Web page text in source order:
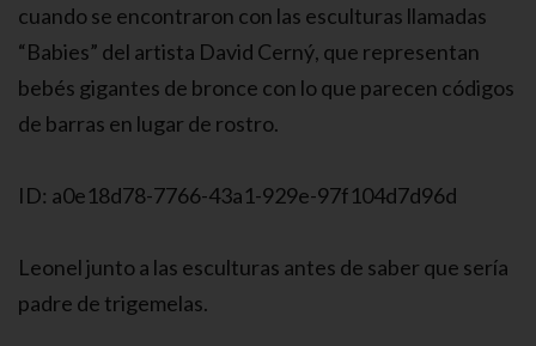
cuando se encontraron con las esculturas llamadas
“Babies” del artista David Cerný, que representan
bebés gigantes de bronce con lo que parecen códigos
de barras en lugar de rostro.
ID: a0e18d78-7766-43a1-929e-97f104d7d96d
Leonel junto a las esculturas antes de saber que sería
padre de trigemelas.